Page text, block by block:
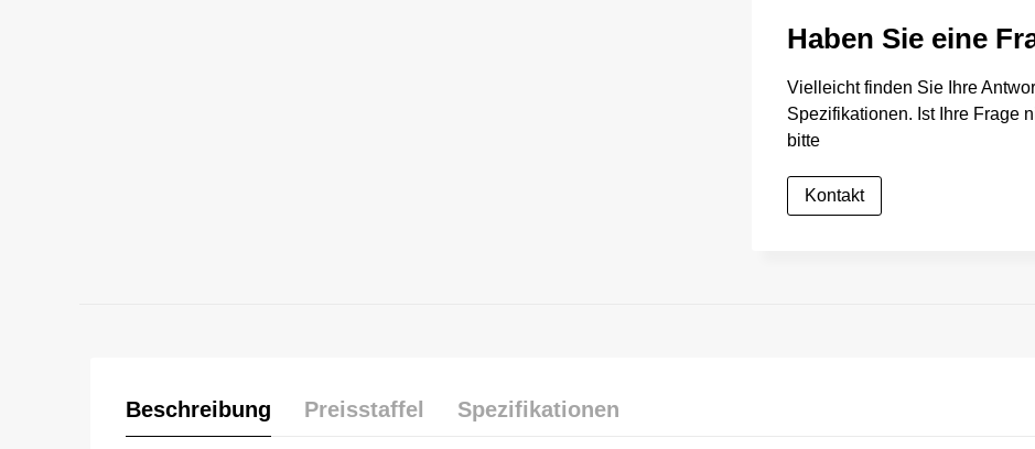
Haben Sie eine
Vielleicht finden Sie Ihre
Spezifikationen. Ist Ihre Frage
bitte
Kontakt
Beschreibung Preisstaffel Spezifikationen